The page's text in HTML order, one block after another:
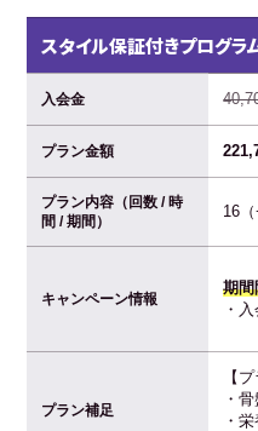
スタイル保証付きプログラ
入会金
プラン金額
プラン内容（回数 / 時
間 / 期間）
16
キャンペーン情報
期間
・
プラン補足
【
・
・